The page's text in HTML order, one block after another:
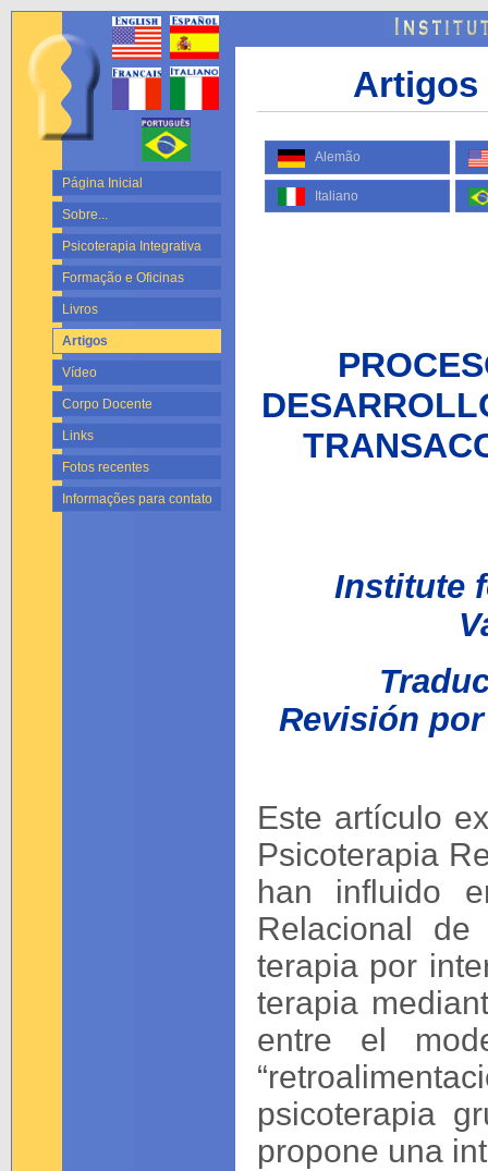
Página Inicial
Sobre...
Psicoterapia Integrativa
Formação e Oficinas
Livros
Artigos
Vídeo
Corpo Docente
Links
Fotos recentes
Informações para contato
Artigos
Alemão
Italiano
Institute
Revisión
Este artículo
Psicoterapia
han influido
Relacional
terapia por
terapia
entre el
psicoterapia
propone una